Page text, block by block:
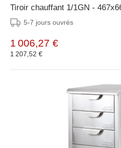
Tiroir chauffant 1/1GN -
5-7 jours ouvrés
1 006,27 €
1 207,52 €